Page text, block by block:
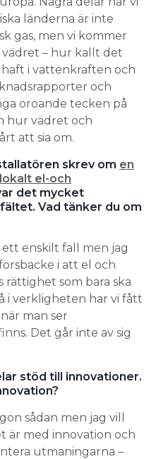
länderna är inte
gas, men vi kommer
– hur kallt det
i vattenkraften och
och
oroande tecken på
hur vädret och
att sia om.
skrev om en
el-och
det mycket
Vad tänker du om
enskilt fall men jag
i att el och
rättighet som bara ska
i verkligheten har vi fått
man ser
Det går inte av sig
stöd till innovationer.
sådan men jag vill
är med innovation och
utmaningarna –